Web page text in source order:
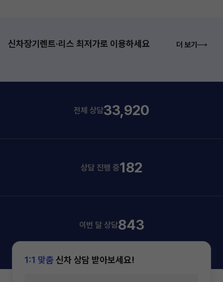
신차장기렌트·리스 최저가로 이용하세요 더 보기
전체 상담33,920
상담 진행 중182
이번 달 상담843
1:1 맞춤 신차 상담 받아보세요!